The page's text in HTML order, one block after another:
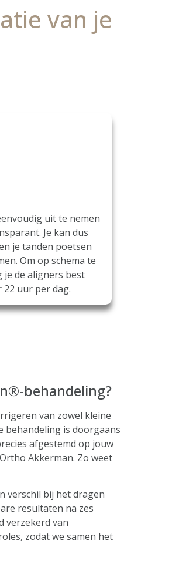
van je
uit te nemen
Je kan dus
je tanden poetsen
Om op schema te
je de aligners best
22 uur per dag.
behandeling?
van zowel kleine
behandeling is doorgaans
afgestemd op jouw
Akkerman. Zo weet
verschil bij het dragen
resultaten na zes
verzekerd van
zodat we samen het